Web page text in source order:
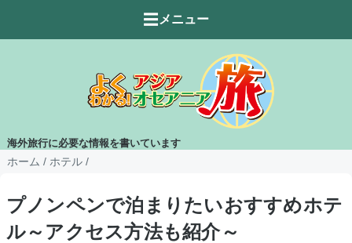
☰ メニュー
海外旅行に必要な情報を書いています
ホーム / ホテル /
プノンペンで泊まりたいおすすめホテ
ル～アクセス方法も紹介～